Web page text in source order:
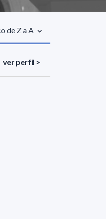
de Z a A
ver perfil >